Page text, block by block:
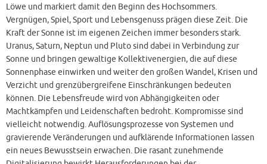
Löwe und markiert damit den Beginn des Hochsommers.
Vergnügen, Spiel, Sport und Lebensgenuss prägen diese Zeit. Die
Kraft der Sonne ist im eigenen Zeichen immer besonders stark.
Uranus, Saturn, Neptun und Pluto sind dabei in Verbindung zur
Sonne und bringen gewaltige Kollektivenergien, die auf diese
Sonnenphase einwirken und weiter den großen Wandel, Krisen und
Verzicht und grenzübergreifene Einschränkungen bedeuten
können. Die Lebensfreude wird von Abhängigkeiten oder
Machtkämpfen und Leidenschaften bedroht. Kompromisse sind
vielleicht notwendig. Auflösungsprozesse von Systemen und
gravierende Veränderungen und aufklärende Informationen lassen
ein neues Bewusstsein erwachen. Die rasant zunehmende